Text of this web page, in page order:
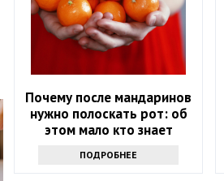
Почему после мандаринов
нужно полоскать рот: об
этом мало кто знает
ПОДРОБНЕЕ